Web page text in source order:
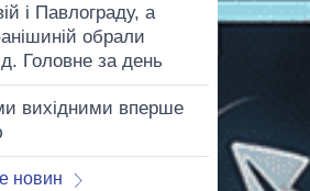
і Павлограду, а
обрали
Головне за день
вихідними вперше
новин